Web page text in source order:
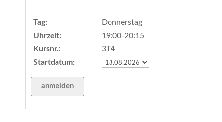
Tag:
Donnerstag
Uhrzeit:
19:00-20:15
Kursnr.:
3T4
Startdatum: